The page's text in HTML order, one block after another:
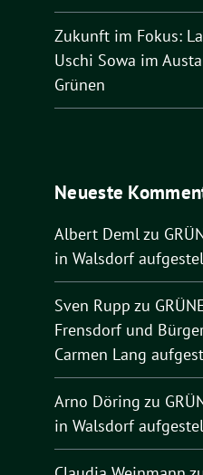
Zukunft im Fokus:
Uschi Sowa im
Grünen
Neueste
Albert Demlzu
in Walsdorf
Sven Rupp zu
Frensdorf und
Carmen Lang
Arno Döring zu
in Walsdorf